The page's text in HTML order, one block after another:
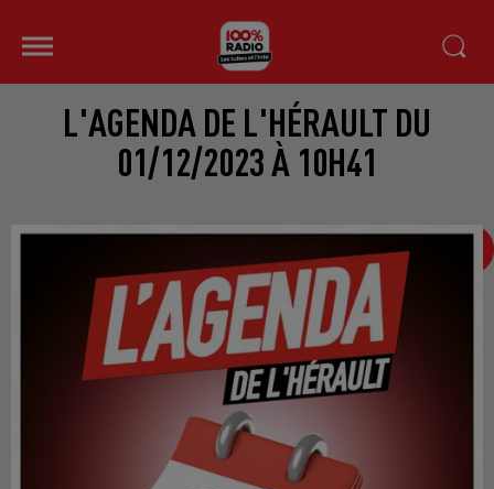
L'AGENDA DE L'HÉRAULT DU
01/12/2023 À 10H41